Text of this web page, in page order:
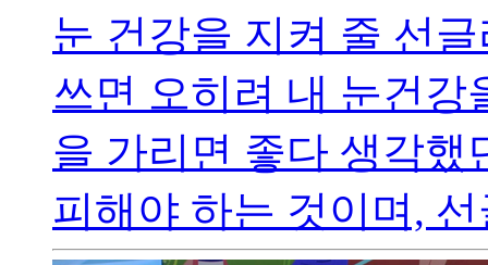
눈 건강을 지켜 줄 선
쓰면 오히려 내 눈건강
을 가리면 좋다 생각했
피해야 하는 것이며,